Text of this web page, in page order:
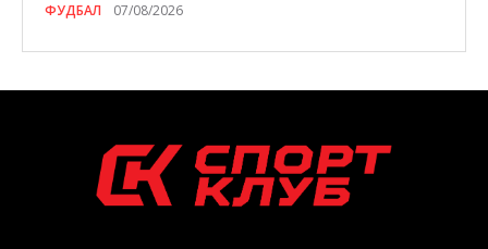
ФУДБАЛ 07/08/2026